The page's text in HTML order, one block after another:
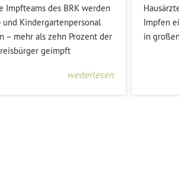
Impfteams des BRK werden
und Kindergartenpersonal
– mehr als zehn Prozent der
geimpft
weiterlesen
Impfen
in